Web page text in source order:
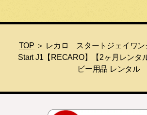
TOP ＞ レカロ スタートジェイワン
Start J1【RECARO】【2ヶ月レンタ
ビー用品 レンタル